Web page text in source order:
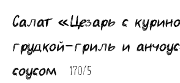
Салат «Цезарь с
грудкой-гриль и
соусом
170/5